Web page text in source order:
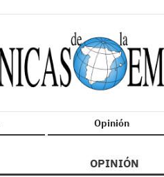
Opinión
OPINIÓN